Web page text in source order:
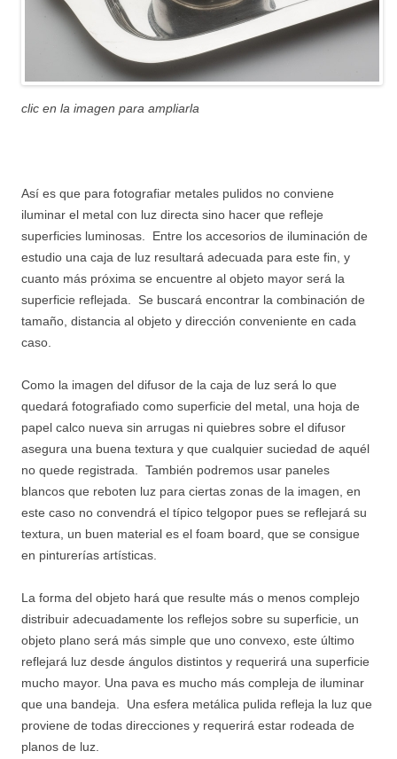
clic en la imagen para ampliarla
Así es que para fotografiar metales pulidos no conviene
iluminar el metal con luz directa sino hacer que refleje
superficies luminosas. Entre los accesorios de iluminación de
estudio una caja de luz resultará adecuada para este fin, y
cuanto más próxima se encuentre al objeto mayor será la
superficie reflejada. Se buscará encontrar la combinación de
tamaño, distancia al objeto y dirección conveniente en cada
caso.
Como la imagen del difusor de la caja de luz será lo que
quedará fotografiado como superficie del metal, una hoja de
papel calco nueva sin arrugas ni quiebres sobre el difusor
asegura una buena textura y que cualquier suciedad de aquél
no quede registrada. También podremos usar paneles
blancos que reboten luz para ciertas zonas de la imagen, en
este caso no convendrá el típico telgopor pues se reflejará su
textura, un buen material es el foam board, que se consigue
en pinturerías artísticas.
La forma del objeto hará que resulte más o menos complejo
distribuir adecuadamente los reflejos sobre su superficie, un
objeto plano será más simple que uno convexo, este último
reflejará luz desde ángulos distintos y requerirá una superficie
mucho mayor. Una pava es mucho más compleja de iluminar
que una bandeja. Una esfera metálica pulida refleja la luz que
proviene de todas direcciones y requerirá estar rodeada de
planos de luz.